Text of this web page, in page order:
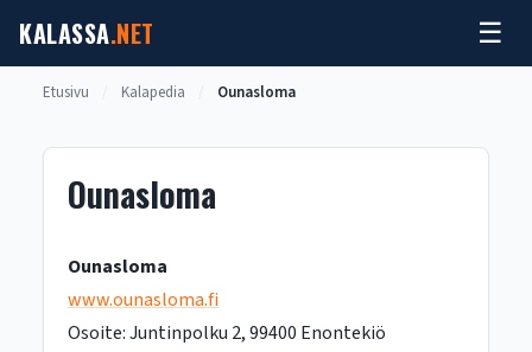
sisältöön
KALASSA.NET ☰
Etusivu Kalapedia Ounasloma
Ounasloma
Ounasloma
www.ounasloma.fi
Osoite: Juntinpolku 2, 99400 Enontekiö